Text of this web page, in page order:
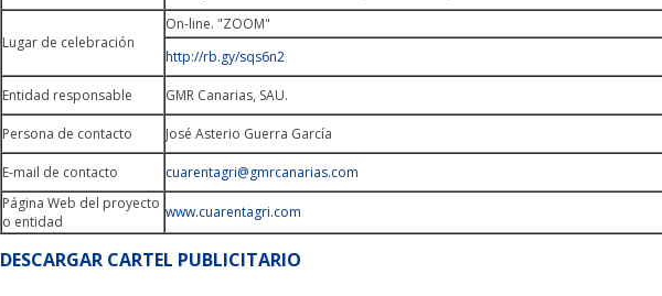
Lugar de celebración
On-line. "ZOOM"
http://rb.gy/sqs6n2
Entidad responsable GMR Canarias, SAU.
Persona de contacto José Asterio Guerra García
E-mail de contacto
cuarentagri@gmrcanarias.com
Página Web del proyecto
o entidad
www.cuarentagri.com
DESCARGAR CARTEL PUBLICITARIO